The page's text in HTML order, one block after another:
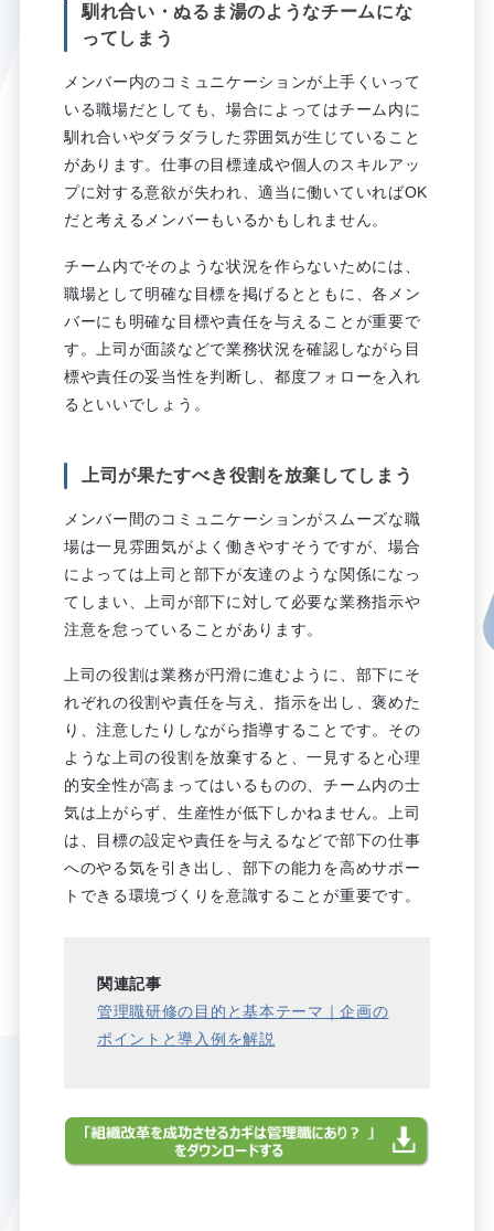
馴れ合い・ぬるま湯のようなチームにな
ってしまう
メンバー内のコミュニケーションが上手くいって
いる職場だとしても、場合によってはチーム内に
馴れ合いやダラダラした雰囲気が生じていること
があります。仕事の目標達成や個人のスキルアッ
プに対する意欲が失われ、適当に働いていればOK
だと考えるメンバーもいるかもしれません。
チーム内でそのような状況を作らないためには、
職場として明確な目標を掲げるとともに、各メン
バーにも明確な目標や責任を与えることが重要で
す。上司が面談などで業務状況を確認しながら目
標や責任の妥当性を判断し、都度フォローを入れ
るといいでしょう。
上司が果たすべき役割を放棄してしまう
メンバー間のコミュニケーションがスムーズな職
場は一見雰囲気がよく働きやすそうですが、場合
によっては上司と部下が友達のような関係になっ
てしまい、上司が部下に対して必要な業務指示や
注意を怠っていることがあります。
上司の役割は業務が円滑に進むように、部下にそ
れぞれの役割や責任を与え、指示を出し、褒めた
り、注意したりしながら指導することです。その
ような上司の役割を放棄すると、一見すると心理
的安全性が高まってはいるものの、チーム内の士
気は上がらず、生産性が低下しかねません。上司
は、目標の設定や責任を与えるなどで部下の仕事
へのやる気を引き出し、部下の能力を高めサポー
トできる環境づくりを意識することが重要です。
関連記事
管理職研修の目的と基本テーマ｜企画の
ポイントと導入例を解説